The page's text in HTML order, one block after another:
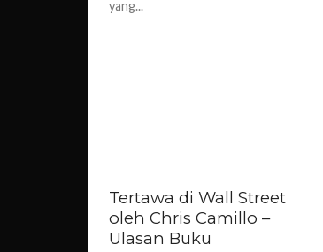
yang...
Tertawa di Wall Street
oleh Chris Camillo –
Ulasan Buku